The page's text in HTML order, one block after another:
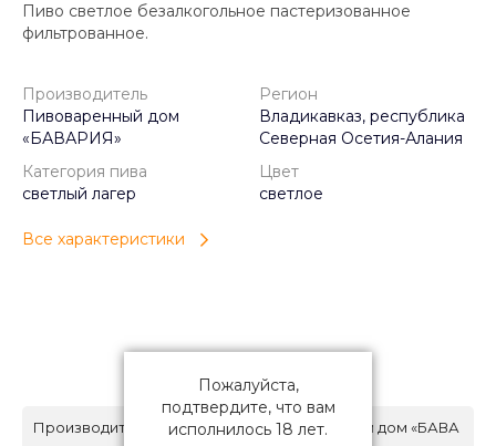
Пиво светлое безалкогольное пастеризованное
фильтрованное.
Производитель
Пивоваренный дом
«БАВАРИЯ»
Регион
Владикавказ, республика
Северная Осетия-Алания
Категория пива
светлый лагер
Цвет
светлое
Все характеристики
Характеристики
Производитель
Пивоваренный дом «БАВА
Пожалуйста,
подтвердите, что вам
исполнилось 18 лет.